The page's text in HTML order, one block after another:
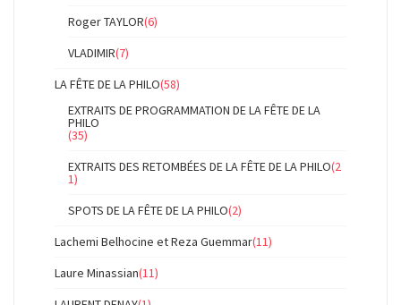
Roger TAYLOR(6)
VLADIMIR(7)
LA FÊTE DE LA PHILO(58)
EXTRAITS DE PROGRAMMATION DE LA FÊTE DE LA
PHILO
(35)
EXTRAITS DES RETOMBÉES DE LA FÊTE DE LA PHILO(2
1)
SPOTS DE LA FÊTE DE LA PHILO(2)
Lachemi Belhocine et Reza Guemmar(11)
Laure Minassian(11)